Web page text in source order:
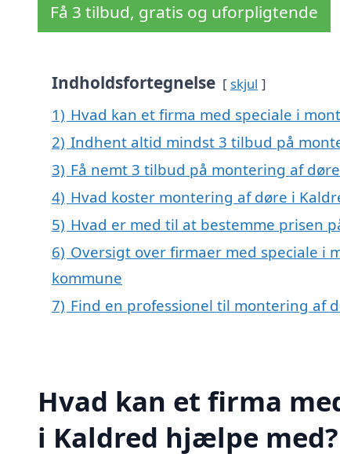
Få 3 tilbud, gratis og uforpligtende
Indholdsfortegnelse skjul
1) Hvad kan et firma med speciale i
2) Indhent altid mindst 3 tilbud på
3) Få nemt 3 tilbud på montering af
4) Hvad koster montering af døre i
5) Hvad er med til at bestemme prisen
6) Oversigt over firmaer med speciale i
kommune
7) Find en professionel til montering af
Hvad kan et firma
i Kaldred hjælpe med?